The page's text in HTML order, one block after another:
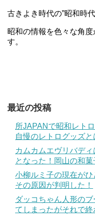
古きよき時代の”昭和時
昭和の情報を色々な角
す。
最近の投稿
所JAPANで昭和レト
自慢のレトログッズと
カムカムエヴリバデ
となった！岡山の和菓
小柳ルミ子の現在が
その原因が判明した！
ダッコちゃん人形の
てしまったがそれで終